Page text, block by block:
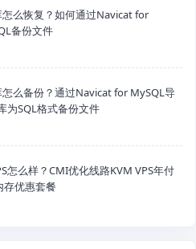
怎么恢复？如何通过Navicat for
备份文件
么备份？通过Navicat for MySQL导
为SQL格式备份文件
怎么样？CMI优化线路KVM VPS年付
存优惠套餐